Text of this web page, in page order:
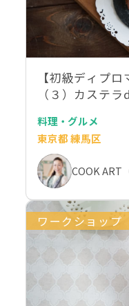
【初級ディプ
（３）カステ
料理・グルメ
東京都 練馬区
COOK ART
ワークショップ